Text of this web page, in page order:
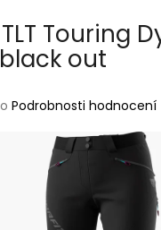
Touring
out
Podrobnosti hodnocení